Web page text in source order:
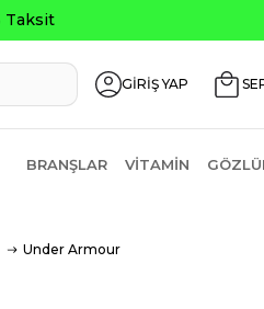
GİRİŞ YAP
BRANŞLAR VITAMIN
Under Armour